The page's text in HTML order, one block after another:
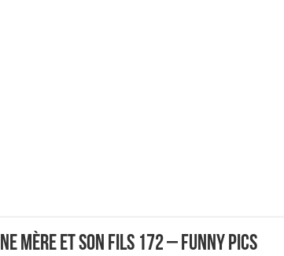
Mère Et Son Fils 172 – Funny Pics